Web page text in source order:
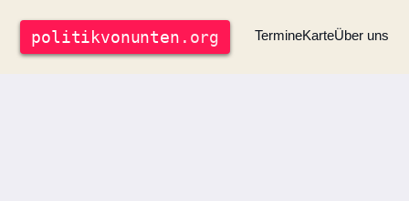
politikvonunten .org TermineKarteÜber uns